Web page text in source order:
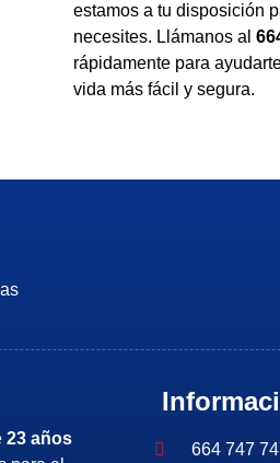
estamos a tu disposición
necesites. Llámanos al
rápidamente para
vida más fácil y segura.
23 años
664 747